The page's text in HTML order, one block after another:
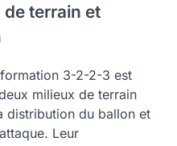
terrain et
3-2-2-3 est
milieux de terrain
distribution du ballon et
Leur